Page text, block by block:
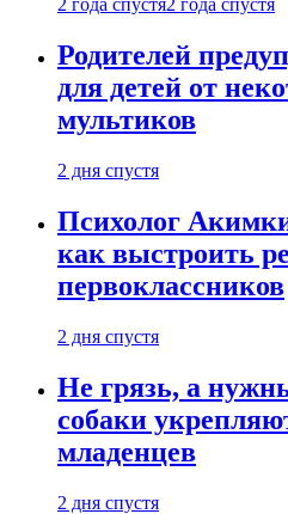
2 года спустя2 года спустя
Родителей
для детей от
мультиков
2 дня спустя
Психолог
как выстроить
первоклассников
2 дня спустя
Не грязь, а
собаки
младенцев
2 дня спустя